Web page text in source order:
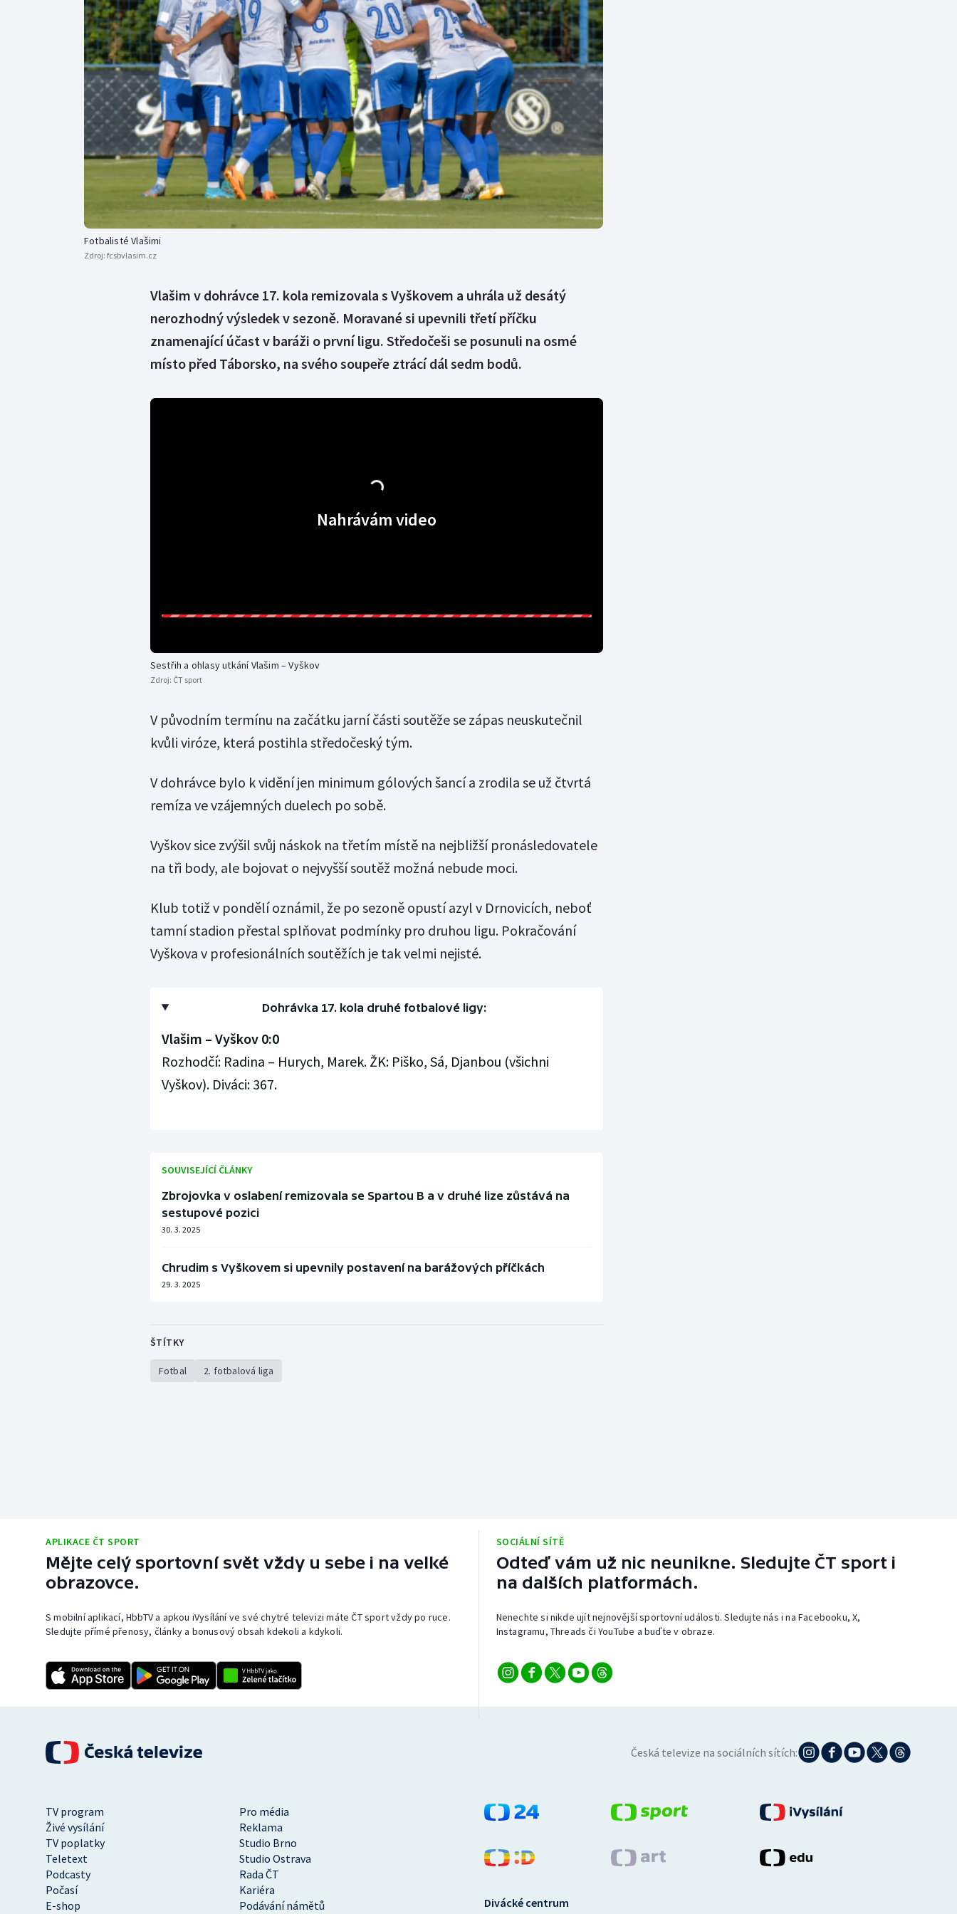
Curling
Dostihy
Florbal
Futsal
Golf
Gymnastika
Moderní pětiboj
Motorsport
Olympijské hry
Parasport
Plavání
Plážový volejbal
Triatlon
Veslování
Vodní slalom
Volejbal
Ostatní
Fotbalisté Vlašimi
Zdroj: fcsbvlasim.cz
Vlašim v dohrávce 17. kola remizovala s Vyškovem a uhrála už desátý
nerozhodný výsledek v sezoně. Moravané si upevnili třetí příčku
znamenající účast v baráži o první ligu. Středočeši se posunuli na osmé
místo před Táborsko, na svého soupeře ztrácí dál sedm bodů.
Nahrávám video
Sestřih a ohlasy utkání Vlašim – Vyškov
Zdroj: ČT sport
V původním termínu na začátku jarní části soutěže se zápas neuskutečnil
kvůli viróze, která postihla středočeský tým.
V dohrávce bylo k vidění jen minimum gólových šancí a zrodila se už čtvrtá
remíza ve vzájemných duelech po sobě.
Vyškov sice zvýšil svůj náskok na třetím místě na nejbližší pronásledovatele
na tři body, ale bojovat o nejvyšší soutěž možná nebude moci.
Klub totiž v pondělí oznámil, že po sezoně opustí azyl v Drnovicích, neboť
tamní stadion přestal splňovat podmínky pro druhou ligu. Pokračování
Vyškova v profesionálních soutěžích je tak velmi nejisté.
Dohrávka 17. kola druhé fotbalové ligy:
Vlašim – Vyškov 0:0
Rozhodčí: Radina – Hurych, Marek. ŽK: Piško, Sá, Djanbou (všichni
Vyškov). Diváci: 367.
SOUVISEJÍCÍ ČLÁNKY
Zbrojovka v oslabení remizovala se Spartou B a v druhé lize zůstává na
sestupové pozici
30. 3. 2025
Chrudim s Vyškovem si upevnily postavení na barážových příčkách
29. 3. 2025
ŠTÍTKY
Fotbal 2. fotbalová liga
APLIKACE ČT SPORT
Mějte celý sportovní svět vždy u sebe i na velké
obrazovce.
S mobilní aplikací, HbbTV a apkou iVysílání ve své chytré televizi máte ČT sport vždy po ruce.
Sledujte přímé přenosy, články a bonusový obsah kdekoli a kdykoli.
SOCIÁLNÍ SÍTĚ
Odteď vám už nic neunikne. Sledujte ČT sport i
na dalších platformách.
Nenechte si nikde ujít nejnovější sportovní události. Sledujte nás i na Facebooku, X,
Instagramu, Threads či YouTube a buďte v obraze.
Česká televize na sociálních sítích:
TV program
Pro média
Živé vysílání
Reklama
TV poplatky
Studio Brno
Teletext
Studio Ostrava
Podcasty
Rada ČT
Počasí
Kariéra
E-shop
Podávání námětů
Divácké centrum